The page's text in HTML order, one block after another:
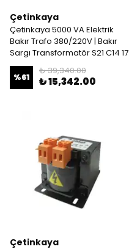
Çetinkaya
Çetinkaya 5000 VA Elektrik
Bakır Trafo 380/220V | Bakır
Sargı Transformatör S21 C14 17
%61
₺ 39,340.00
₺ 15,342.00
Çetinkaya